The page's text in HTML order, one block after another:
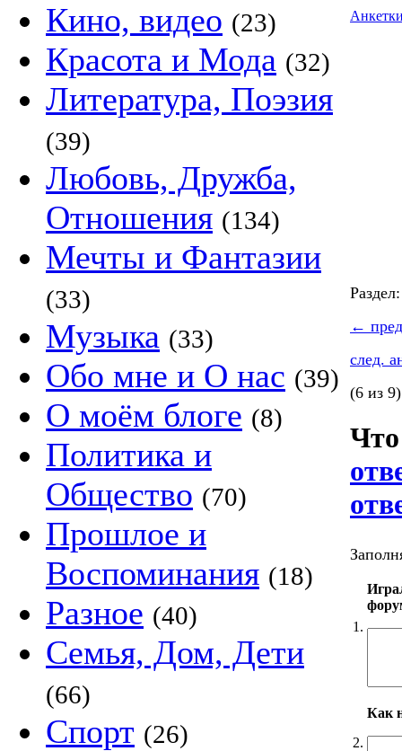
Кино, видео (23)
Красота и Мода (32)
Литература, Поэзия
(39)
Любовь, Дружба,
Отношения (134)
Мечты и Фантазии
(33)
Музыка (33)
Обо мне и О нас (39)
О моём блоге (8)
Политика и
Общество (70)
Прошлое и
Воспоминания (18)
Разное (40)
Семья, Дом, Дети
(66)
Спорт (26)
←
след.
(6 из 9)
1.
2.
Как